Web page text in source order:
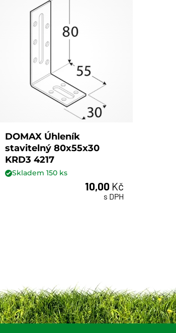
DOMAX Úhleník
stavitelný 80x55x30
KRD3 4217
Skladem150 ks
10,00 Kč
s DPH